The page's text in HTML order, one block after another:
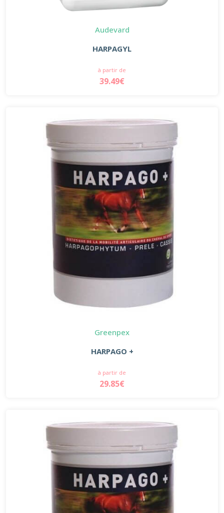
Audevard
HARPAGYL
à partir de
39.49€
Greenpex
HARPAGO +
à partir de
29.85€